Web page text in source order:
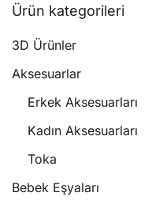
Ürün kategorileri
3D Ürünler
Aksesuarlar
Erkek Aksesuarları
Kadın Aksesuarları
Toka
Bebek Eşyaları